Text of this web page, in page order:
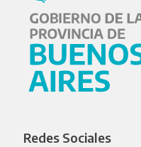
Redes Sociales